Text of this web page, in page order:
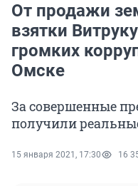
От продажи
взятки
громких
Омске
За совершенные
получили
15 января 2021, 17:30 16